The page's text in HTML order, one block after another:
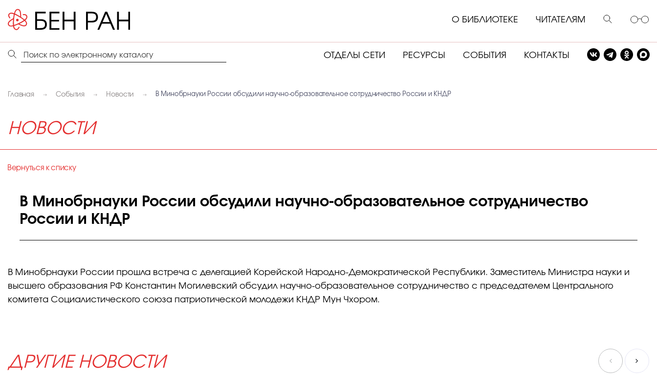
О БИБЛИОТЕКЕ ЧИТАТЕЛЯМ
ОТДЕЛЫ СЕТИ РЕСУРСЫ СОБЫТИЯ КОНТАКТЫ
Главная События Новости В Минобрнауки России обсудили научно-образовательное сотрудничество России и КНДР
НОВОСТИ
Вернуться к списку
В Минобрнауки России обсудили научно-образовательное сотрудничество
России и КНДР
В Минобрнауки России прошла встреча с делегацией Корейской Народно-Демократической Республики. Заместитель Министра науки и
высшего образования РФ Константин Могилевский обсудил научно-образовательное сотрудничество с председателем Центрального
комитета Социалистического союза патриотической молодежи КНДР Мун Чхором.
ДРУГИЕ НОВОСТИ